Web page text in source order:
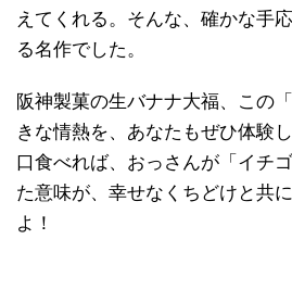
えてくれる。そんな、確かな手
る名作でした。
阪神製菓の生バナナ大福、この
きな情熱を、あなたもぜひ体験
口食べれば、おっさんが「イチ
た意味が、幸せなくちどけと共
よ！